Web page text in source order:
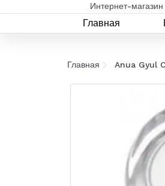
Интернет-
Главная
Главная Anua Gyul